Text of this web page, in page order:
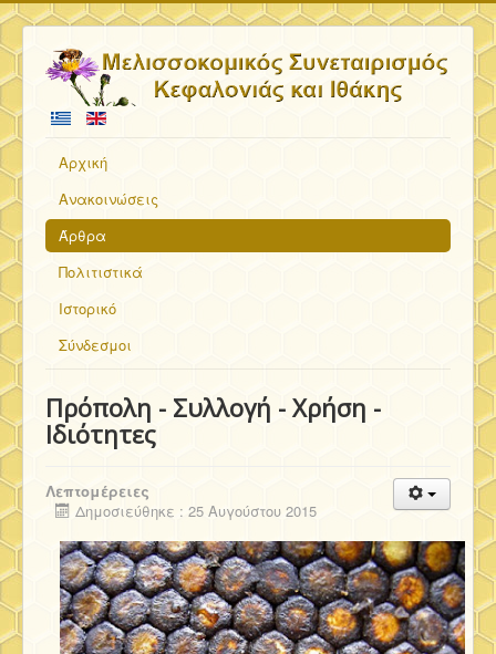
Αρχική
Ανακοινώσεις
Άρθρα
Πολιτιστικά
Ιστορικό
Σύνδεσμοι
Πρόπολη - Συλλογή - Χρήση -
Ιδιότητες
Λεπτομέρειες
Δημοσιεύθηκε : 25 Αυγούστου 2015